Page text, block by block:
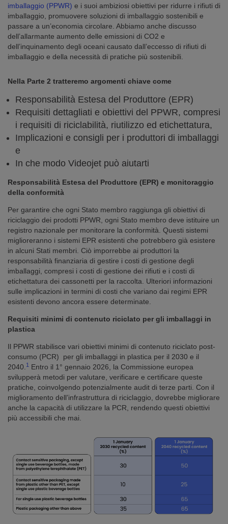
imballaggio (PPWR) e i suoi ambiziosi obiettivi per ridurre i rifiuti di
imballaggio, promuovere soluzioni di imballaggio sostenibili e
passare a un’economia circolare. Abbiamo anche discusso
dell’allarmante aumento delle emissioni di CO2 e
dell’inquinamento degli oceani causato dall’eccesso di rifiuti di
imballaggio e della necessità di pratiche più sostenibili.
Nella Parte 2 tratteremo argomenti chiave come
Responsabilità Estesa del Produttore (EPR)
Requisiti dettagliati e obiettivi del PPWR, compresi
i requisiti di riciclabilità, riutilizzo ed etichettatura,
Implicazioni e consigli per i produttori di imballaggi
e
In che modo Videojet può aiutarti
Responsabilità Estesa del Produttore (EPR) e monitoraggio
della conformità
Per garantire che ogni Stato membro raggiunga gli obiettivi di
riciclaggio dei prodotti PPWR, ogni Stato membro deve istituire un
registro nazionale per monitorare la conformità. Questi sistemi
miglioreranno i sistemi EPR esistenti che potrebbero già esistere
in alcuni Stati membri. Ciò imporrebbe ai produttori la
responsabilità finanziaria di gestire i costi di gestione degli
imballaggi, compresi i costi di gestione dei rifiuti e i costi di
etichettatura dei cassonetti per la raccolta. Ulteriori informazioni
sulle implicazioni in termini di costi che variano dai regimi EPR
esistenti devono ancora essere determinate.
Requisiti minimi di contenuto riciclato per gli imballaggi in
plastica
Il PPWR stabilisce vari obiettivi minimi di contenuto riciclato post-
consumo (PCR)
per gli imballaggi in plastica per il 2030 e il
2040. 1 Entro il 1° gennaio 2026, la Commissione europea
svilupperà metodi per valutare, verificare e certificare queste
pratiche, coinvolgendo potenzialmente audit di terze parti. Con il
miglioramento dell’infrastruttura di riciclaggio, dovrebbe migliorare
anche la capacità di utilizzare la PCR, rendendo questi obiettivi
più accessibili che mai.